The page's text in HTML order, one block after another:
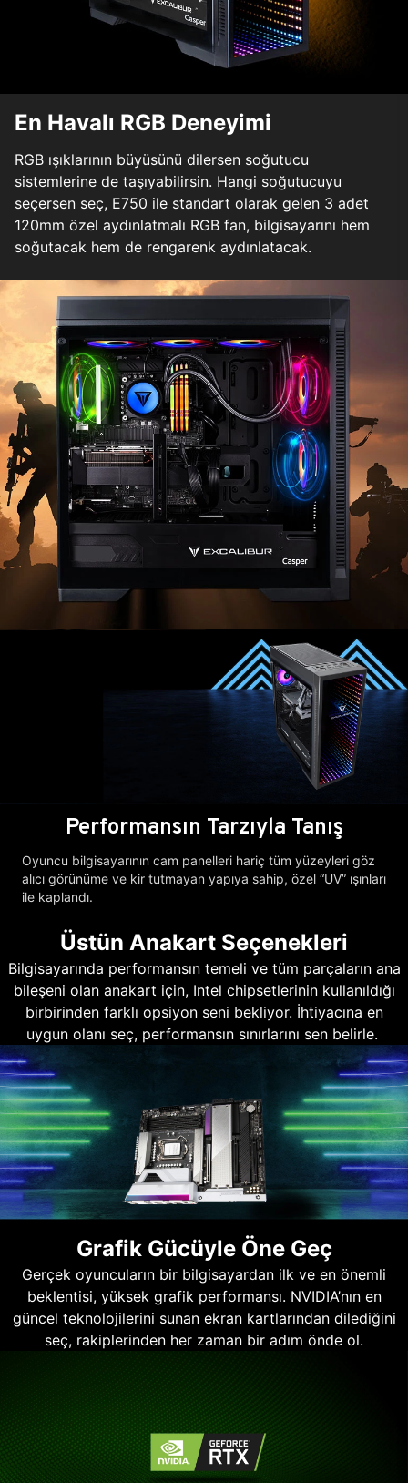
En Havalı RGB Deneyimi
RGB ışıklarının büyüsünü dilersen soğutucu
sistemlerine de taşıyabilirsin. Hangi soğutucuyu
seçersen seç, E750 ile standart olarak gelen 3 adet
120mm özel aydınlatmalı RGB fan, bilgisayarını hem
soğutacak hem de rengarenk aydınlatacak.
Performansın Tarzıyla Tanış
Oyuncu bilgisayarının cam panelleri hariç tüm yüzeyleri göz
alıcı görünüme ve kir tutmayan yapıya sahip, özel “UV” ışınları
ile kaplandı.
Üstün Anakart Seçenekleri
Bilgisayarında performansın temeli ve tüm parçaların ana
bileşeni olan anakart için, Intel chipsetlerinin kullanıldığı
birbirinden farklı opsiyon seni bekliyor. İhtiyacına en
uygun olanı seç, performansın sınırlarını sen belirle.
Grafik Gücüyle Öne Geç
Gerçek oyuncuların bir bilgisayardan ilk ve en önemli
beklentisi, yüksek grafik performansı. NVIDIA’nın en
güncel teknolojilerini sunan ekran kartlarından dilediğini
seç, rakiplerinden her zaman bir adım önde ol.